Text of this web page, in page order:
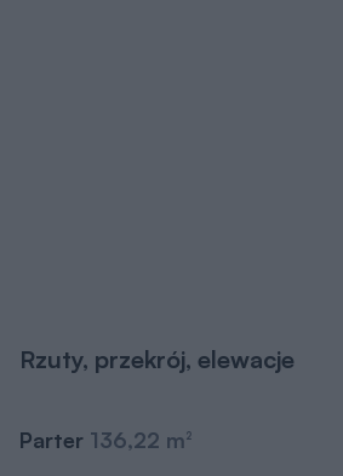
Rzuty, przekrój, elewacje
Parter 136,22 m2